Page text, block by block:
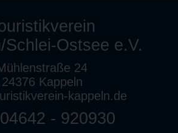
Schlei-Ostsee e.V.
24
24376 Kappeln
kappeln.de
- 920930